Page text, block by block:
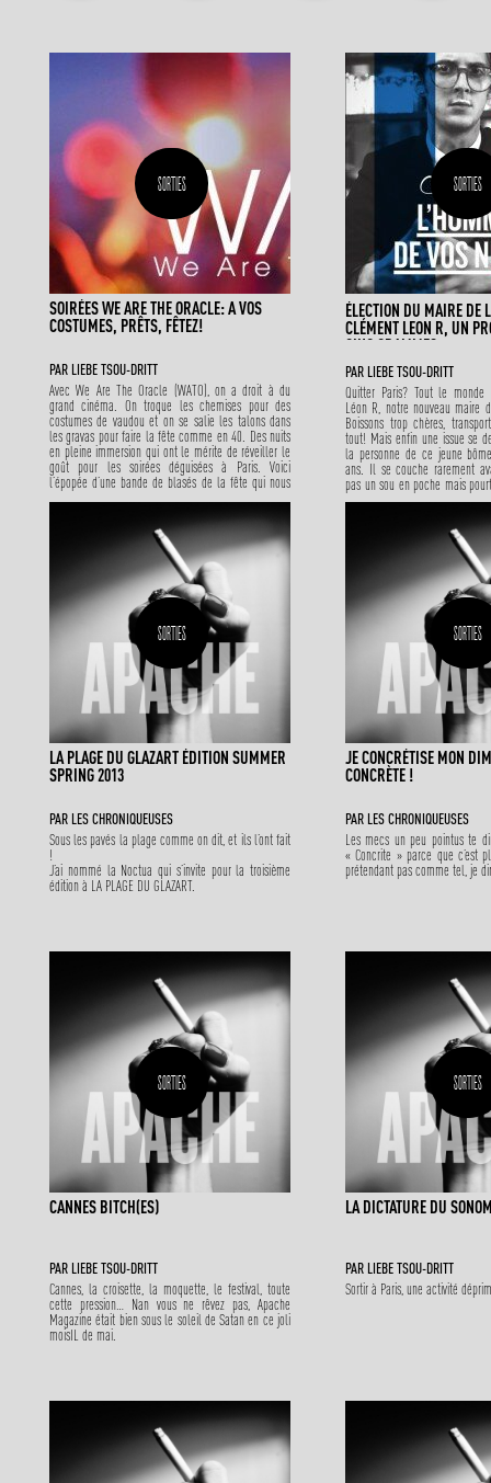
SORTIES
SOIRÉES WE ARE THE ORACLE: A VOS
COSTUMES, PRÊTS, FÊTEZ!
PARLIEBE TSOU-DRITT
Avec We Are The Oracle (WATO), on a droit à du
grand cinéma. On troque les chemises pour des
costumes de vaudou et on se salie les talons dans
les gravas pour faire la fête comme en 40. Des nuits
en pleine immersion qui ont le mérite de réveiller le
goût pour les soirées déguisées à Paris. Voici
l’épopée d’une bande de blasés de la fête qui nous
SORTIES
ÉLECTION DU MAIRE DE
CLÉMENT LEON R, UN
CINQ GRAMMES
PARLIEBE TSOU-DRITT
Quitter Paris? Tout le
Léon R, notre nouveau maire
Boissons trop chères,
tout! Mais enfin une issue se
la personne de ce jeune
ans. Il se couche rarement
pas un sou en poche mais
actif et aujourd’hui, il a
SORTIES
LA PLAGE DU GLAZART ÉDITION SUMMER
SPRING 2013
PARLES CHRONIQUEUSES
Sous les pavés la plage comme on dit, et ils l’ont fait
!
J’ai nommé la Noctua qui s’invite pour la troisième
édition à LA PLAGE DU GLAZART.
SORTIES
JE CONCRÉTISE MON
CONCRÈTE !
PARLES CHRONIQUEUSES
Les mecs un peu pointus te
« Concrite » parce que c’est
prétendant pas comme tel, je
SORTIES
CANNES BITCH(ES)
PARLIEBE TSOU-DRITT
Cannes, la croisette, la moquette, le festival, toute
cette pression… Nan vous ne rêvez pas, Apache
Magazine était bien sous le soleil de Satan en ce joli
moisIL de mai.
SORTIES
LA DICTATURE DU
PARLIEBE TSOU-DRITT
Sortir à Paris, une activité